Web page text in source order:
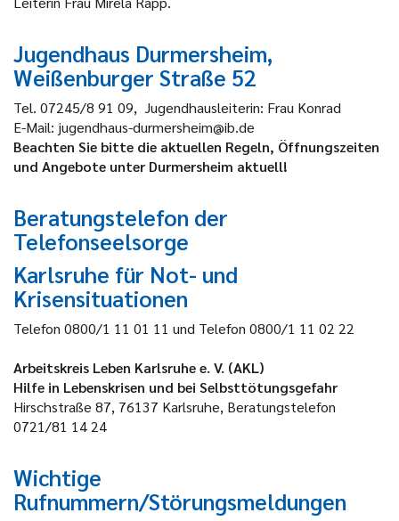
Jugendhaus Durmersheim,
Weißenburger Straße 52
Tel. 07245/8 91 09, Jugendhausleiterin: Frau Konrad
E-Mail: jugendhaus-durmersheim@ib.de
Beachten Sie bitte die aktuellen Regeln, Öffnungszeiten
und Angebote unter Durmersheim aktuell!
Beratungstelefon der
Telefonseelsorge
Karlsruhe für Not- und
Krisensituationen
Telefon 0800/1 11 01 11 und Telefon 0800/1 11 02 22
Arbeitskreis Leben Karlsruhe e. V. (AKL)
Hilfe in Lebenskrisen und bei Selbsttötungsgefahr
Hirschstraße 87, 76137 Karlsruhe, Beratungstelefon
0721/81 14 24
Wichtige
Rufnummern/Störungsmeldungen